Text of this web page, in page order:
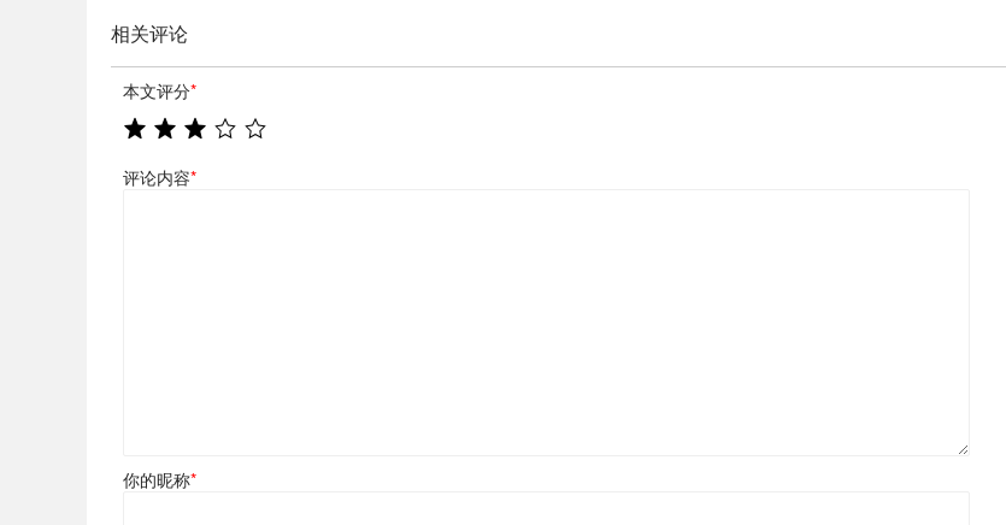
相关评论
本文评分*
评论内容*
你的昵称*